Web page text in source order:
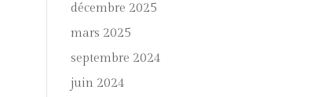
décembre 2025
mars 2025
septembre 2024
juin 2024